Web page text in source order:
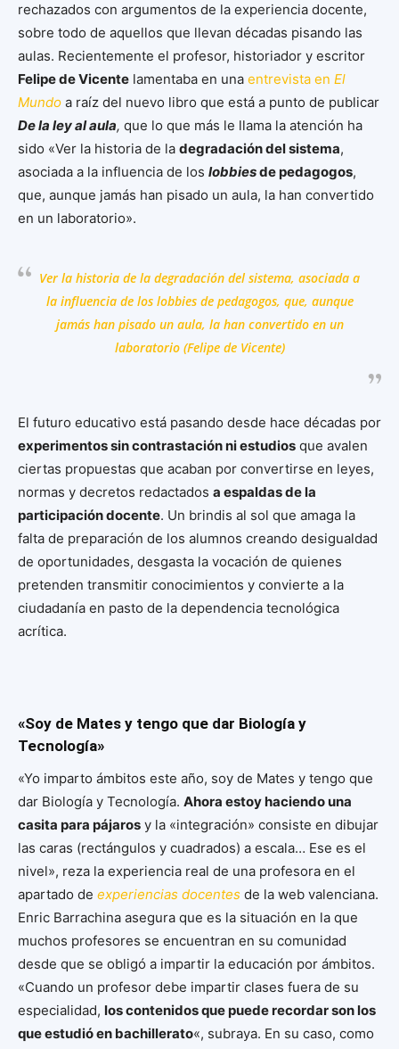
rechazados con argumentos de la experiencia docente,
sobre todo de aquellos que llevan décadas pisando las
aulas. Recientemente el profesor, historiador y escritor
Felipe de Vicente lamentaba en una entrevista en El
Mundo a raíz del nuevo libro que está a punto de publicar
De la ley al aula, que lo que más le llama la atención ha
sido «Ver la historia de la degradación del sistema,
asociada a la influencia de los lobbiesde pedagogos,
que, aunque jamás han pisado un aula, la han convertido
en un laboratorio».
Ver la historia de la degradación del sistema, asociada a
la influencia de los lobbiesde pedagogos, que, aunque
jamás han pisado un aula, la han convertido en un
laboratorio (Felipe de Vicente)
El futuro educativo está pasando desde hace décadas por
experimentos sin contrastación ni estudios que avalen
ciertas propuestas que acaban por convertirse en leyes,
normas y decretos redactados a espaldas de la
participación docente. Un brindis al sol que amaga la
falta de preparación de los alumnos creando desigualdad
de oportunidades, desgasta la vocación de quienes
pretenden transmitir conocimientos y convierte a la
ciudadanía en pasto de la dependencia tecnológica
acrítica.
«Soy de Mates y tengo que dar Biología y
Tecnología»
«Yo imparto ámbitos este año, soy de Mates y tengo que
dar Biología y Tecnología. Ahora estoy haciendo una
casita para pájaros y la «integración» consiste en dibujar
las caras (rectángulos y cuadrados) a escala… Ese es el
nivel», reza la experiencia real de una profesora en el
apartado de experiencias docentes de la web valenciana.
Enric Barrachina asegura que es la situación en la que
muchos profesores se encuentran en su comunidad
desde que se obligó a impartir la educación por ámbitos.
«Cuando un profesor debe impartir clases fuera de su
especialidad, los contenidos que puede recordar son los
que estudió en bachillerato«, subraya. En su caso, como